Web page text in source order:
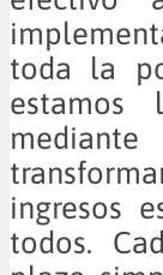
toda la
estamos
ingresos
todos.